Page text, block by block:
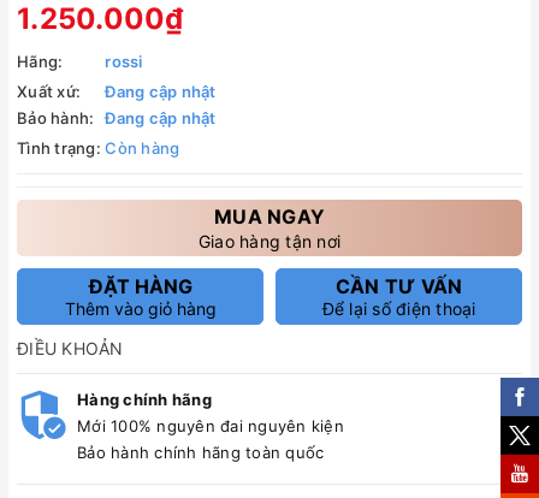
1.250.000₫
Hãng:
rossi
Xuất xứ:
Đang cập nhật
Bảo hành:
Đang cập nhật
Tình trạng: Còn hàng
MUA NGAY
Giao hàng tận nơi
ĐẶT HÀNG
Thêm vào giỏ hàng
CẦN TƯ VẤN
Để lại số điện thoại
ĐIỀU KHOẢN
Hàng chính hãng
Mới 100% nguyên đai nguyên kiện
Bảo hành chính hãng toàn quốc